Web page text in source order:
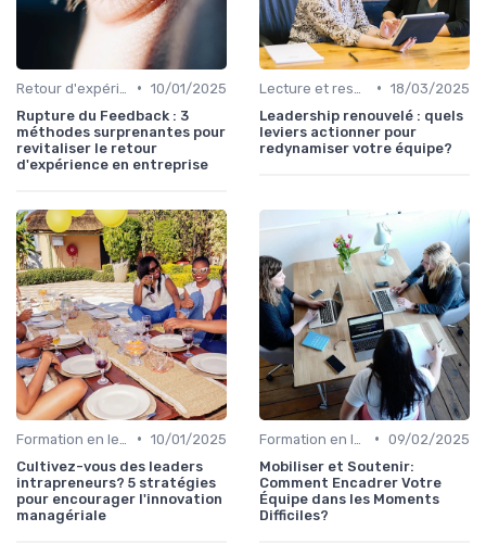
• 10/01/2025
Rupture du Feedback : 3
méthodes surprenantes pour
revitaliser le retour
d'expérience en entreprise
• 18/03/2025
Leadership renouvelé : quels
leviers actionner pour
redynamiser votre équipe?
• 10/01/2025
Cultivez-vous des leaders
intrapreneurs? 5 stratégies
pour encourager l'innovation
managériale
• 09/02/2025
Mobiliser et Soutenir:
Comment Encadrer Votre
Équipe dans les Moments
Difficiles?